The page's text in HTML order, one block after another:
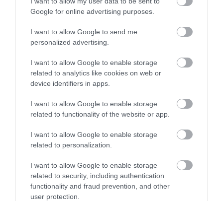
Google for online advertising purposes.
I want to allow Google to send me
personalized advertising.
I want to allow Google to enable storage
related to analytics like cookies on web or
device identifiers in apps.
I want to allow Google to enable storage
related to functionality of the website or app.
I want to allow Google to enable storage
related to personalization.
I want to allow Google to enable storage
related to security, including authentication
functionality and fraud prevention, and other
user protection.
Es Apa Szundi
nagyon jó meccseket nézni és
biliárdozni is.
Áts Zsolt
2015. Május 6.
Nagyon rendben van a hely! A
tulaj picit fura, de legalább
olcsón adja a borát :-)
Jelentés
Jó ki csocsós hely jó árakkal a